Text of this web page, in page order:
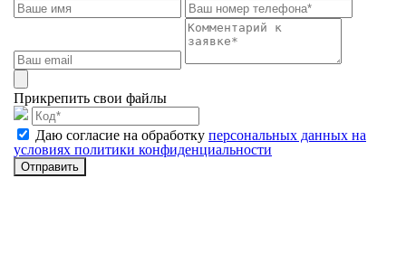
Прикрепить свои файлы
Даю согласие на обработку персональных данных на
условиях политики конфиденциальности
Отправить